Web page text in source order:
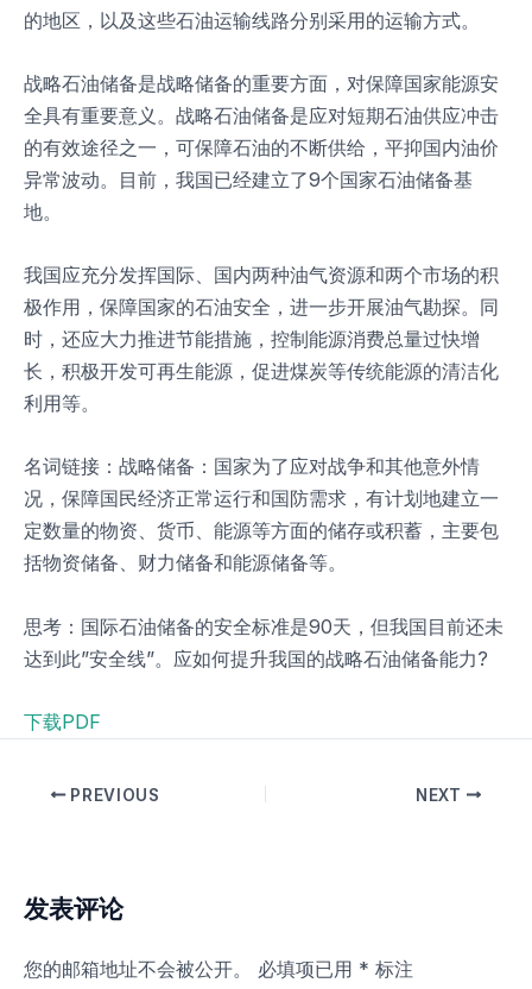
的地区，以及这些石油运输线路分别采用的运输方式。
战略石油储备是战略储备的重要方面，对保障国家能源安
全具有重要意义。战略石油储备是应对短期石油供应冲击
的有效途径之一，可保障石油的不断供给，平抑国内油价
异常波动。目前，我国已经建立了9个国家石油储备基
地。
我国应充分发挥国际、国内两种油气资源和两个市场的积
极作用，保障国家的石油安全，进一步开展油气勘探。同
时，还应大力推进节能措施，控制能源消费总量过快增
长，积极开发可再生能源，促进煤炭等传统能源的清洁化
利用等。
名词链接：战略储备：国家为了应对战争和其他意外情
况，保障国民经济正常运行和国防需求，有计划地建立一
定数量的物资、货币、能源等方面的储存或积蓄，主要包
括物资储备、财力储备和能源储备等。
思考：国际石油储备的安全标准是90天，但我国目前还未
达到此”安全线”。应如何提升我国的战略石油储备能力?
下载PDF
PREVIOUS NEXT
发表评论
您的邮箱地址不会被公开。 必填项已用 * 标注